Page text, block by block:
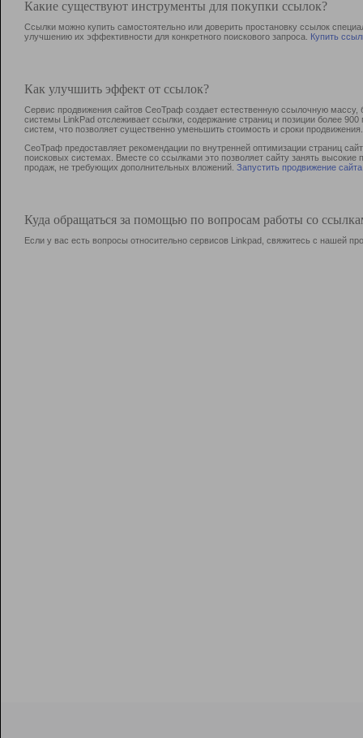
Какие существуют инструменты для покупки ссылок?
Ссылки можно купить самостоятельно или доверить простановку ссылок
улучшению их эффективности для конкретного поискового запроса. Купить
Как улучшить эффект от ссылок?
Сервис продвижения сайтов СеоТраф создает естественную ссылочную
системы LinkPad отслеживает ссылки, содержание страниц и позиции более
систем, что позволяет существенно уменьшить стоимость и сроки продвижения.
СеоТраф предоставляет рекомендации по внутренней оптимизации страниц
поисковых системах. Вместе со ссылками это позволяет сайту занять
продаж, не требующих дополнительных вложений. Запустить продвижение сайта
Куда обращаться за помощью по вопросам работы со
Если у вас есть вопросы относительно сервисов Linkpad, свяжитесь с нашей